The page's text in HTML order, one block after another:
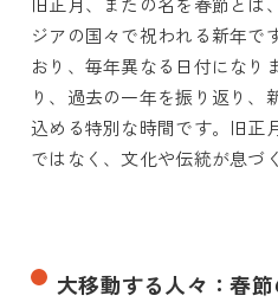
ジアの国々で祝われる新年で
おり、毎年異なる日付になり
り、過去の一年を振り返り、
込める特別な時間です。旧正
ではなく、文化や伝統が息づ
大移動する人々：春節